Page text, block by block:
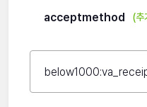
acceptmethod (추